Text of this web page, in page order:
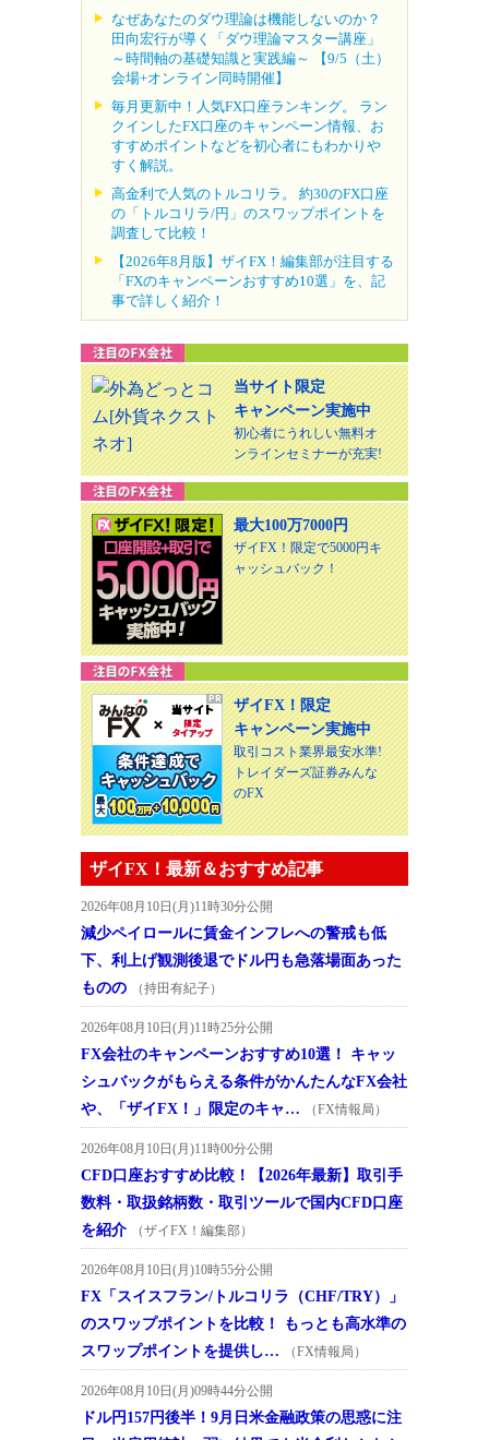
なぜあなたのダウ理論は機能しないのか？
田向宏行が導く「ダウ理論マスター講座」
～時間軸の基礎知識と実践編～ 【9/5（土）
会場+オンライン同時開催】
毎月更新中！人気FX口座ランキング。 ラン
クインしたFX口座のキャンペーン情報、お
すすめポイントなどを初心者にもわかりや
すく解説。
高金利で人気のトルコリラ。 約30のFX口座
の「トルコリラ/円」のスワップポイントを
調査して比較！
【2026年8月版】ザイFX！編集部が注目する
「FXのキャンペーンおすすめ10選」を、記
事で詳しく紹介！
当サイト限定
キャンペーン実施中
初心者にうれしい無料オ
ンラインセミナーが充実!
最大100万7000円
ザイFX！限定で5000円キ
ャッシュバック！
ザイFX！限定
キャンペーン実施中
取引コスト業界最安水準!
トレイダーズ証券みんな
のFX
ザイFX！最新＆おすすめ記事
2026年08月10日(月)11時30分公開
減少ペイロールに賃金インフレへの警戒も低
下、利上げ観測後退でドル円も急落場面あった
ものの
（持田有紀子）
2026年08月10日(月)11時25分公開
FX会社のキャンペーンおすすめ10選！ キャッ
シュバックがもらえる条件がかんたんなFX会社
や、「ザイFX！」限定のキャ…
（FX情報局）
2026年08月10日(月)11時00分公開
CFD口座おすすめ比較！【2026年最新】取引手
数料・取扱銘柄数・取引ツールで国内CFD口座
を紹介
（ザイFX！編集部）
2026年08月10日(月)10時55分公開
FX「スイスフラン/トルコリラ（CHF/TRY）」
のスワップポイントを比較！ もっとも高水準の
スワップポイントを提供し…
（FX情報局）
2026年08月10日(月)09時44分公開
ドル円157円後半！9月日米金融政策の思惑に注